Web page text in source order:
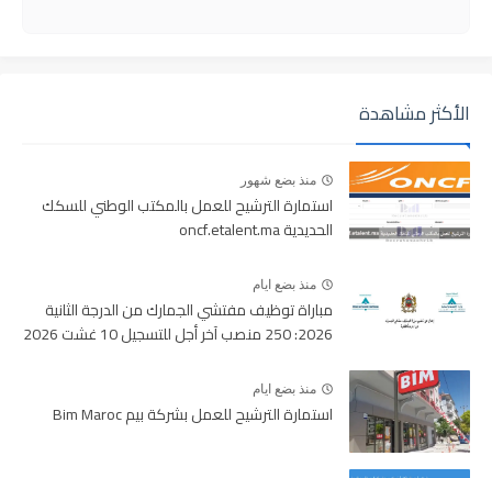
الأكثر مشاهدة
منذ بضع شهور
استمارة الترشيح للعمل بالمكتب الوطني للسكك
الحديدية oncf.etalent.ma
منذ بضع ايام
مباراة توظيف مفتشي الجمارك من الدرجة الثانية
2026: 250 منصب آخر أجل للتسجيل 10 غشت 2026
منذ بضع ايام
استمارة الترشيح للعمل بشركة بيم Bim Maroc